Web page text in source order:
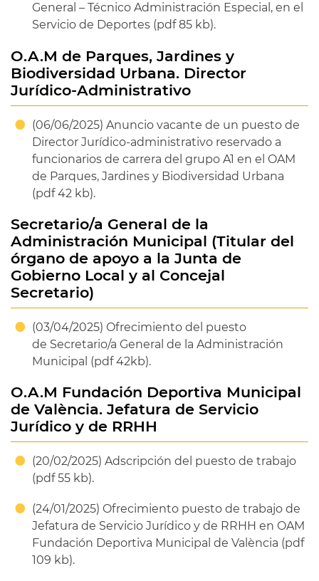
General – Técnico Administración Especial, en el
Servicio de Deportes (pdf 85 kb).
O.A.M de Parques, Jardines y
Biodiversidad Urbana. Director
Jurídico-Administrativo
(06/06/2025) Anuncio vacante de un puesto de
Director Jurídico-administrativo reservado a
funcionarios de carrera del grupo A1 en el OAM
de Parques, Jardines y Biodiversidad Urbana
(pdf 42 kb).
Secretario/a General de la
Administración Municipal (Titular del
órgano de apoyo a la Junta de
Gobierno Local y al Concejal
Secretario)
(03/04/2025) Ofrecimiento del puesto
de Secretario/a General de la Administración
Municipal (pdf 42kb).
O.A.M Fundación Deportiva Municipal
de València. Jefatura de Servicio
Jurídico y de RRHH
(20/02/2025) Adscripción del puesto de trabajo
(pdf 55 kb).
(24/01/2025) Ofrecimiento puesto de trabajo de
Jefatura de Servicio Jurídico y de RRHH en OAM
Fundación Deportiva Municipal de València (pdf
109 kb).